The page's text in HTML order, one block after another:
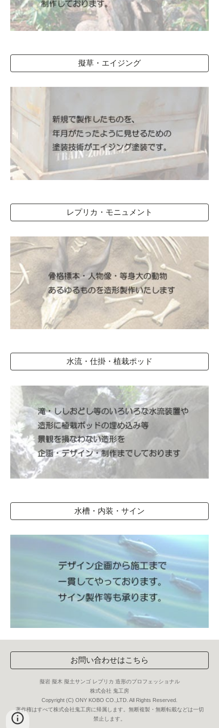
擬草・エイジング
レプリカ・モニュメント
水流・仕掛・植栽ポッド
水槽・内装・サイン
お問い合わせはこちら
擬岩 擬木 擬土サンゴ レプリカ 造形のプロフェッショナル
株式会社 鬼工房
Copyright (C) ONY KOBO CO.,LTD. All Rights Reserved.
著作権はすべて株式会社鬼工房に帰属します。無断複製・無断転載などは一切
禁止します。